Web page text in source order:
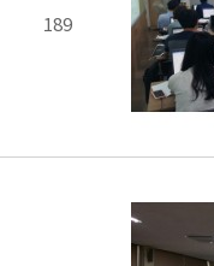
189